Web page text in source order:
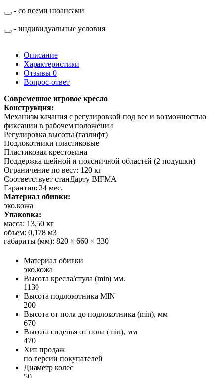
- со всеми нюансами
- индивидуальные условия
Описание
Характеристики
Отзывы 0
Вопрос-ответ
Современное игровое кресло
Конструкция:
Механизм качания с регулировкой под вес и возможностью
фиксации в рабочем положении
Регулировка высоты (газлифт)
Подлокотники пластиковые
Пластиковая крестовина
Поддержка шейной и поясничной областей (2 подушки)
Ограничение по весу: 120 кг
Соответствует станДарту BIFMA
Гарантия: 24 мес.
Материал обивки:
эко.кожа
Упаковка:
масса: 13,50 кг
объем: 0,178 м3
габариты (мм): 820 × 660 × 330
Материал обивки
эко.кожа
Высота кресла/стула (min) мм.
1130
Высота подлокотника MIN
200
Высота от пола до подлокотника (min), мм
670
Высота сиденья от пола (min), мм
470
Хит продаж
по версии покупателей
Диаметр колес
50